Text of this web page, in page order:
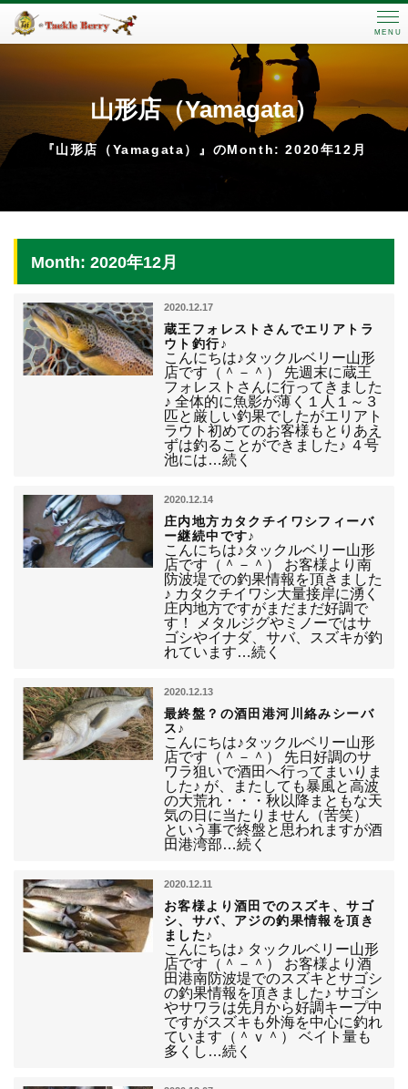
MENU
山形店（Yamagata）
『山形店（Yamagata）』のMonth: 2020年12月
Month: 2020年12月
2020.12.17
蔵王フォレストさんでエリアトラ
ウト釣行♪
こんにちは♪タックルベリー山形
店です（＾－＾） 先週末に蔵王
フォレストさんに行ってきました
♪ 全体的に魚影が薄く１人１～３
匹と厳しい釣果でしたがエリアト
ラウト初めてのお客様もとりあえ
ずは釣ることができました♪ ４号
池には…続く
2020.12.14
庄内地方カタクチイワシフィーバ
ー継続中です♪
こんにちは♪タックルベリー山形
店です（＾－＾） お客様より南
防波堤での釣果情報を頂きました
♪ カタクチイワシ大量接岸に湧く
庄内地方ですがまだまだ好調で
す！ メタルジグやミノーではサ
ゴシやイナダ、サバ、スズキが釣
れています…続く
2020.12.13
最終盤？の酒田港河川絡みシーバ
ス♪
こんにちは♪タックルベリー山形
店です（＾－＾） 先日好調のサ
ワラ狙いで酒田へ行ってまいりま
した♪ が、またしても暴風と高波
の大荒れ・・・秋以降まともな天
気の日に当たりません（苦笑）
という事で終盤と思われますが酒
田港湾部…続く
2020.12.11
お客様より酒田でのスズキ、サゴ
シ、サバ、アジの釣果情報を頂き
ました♪
こんにちは♪ タックルベリー山形
店です（＾－＾） お客様より酒
田港南防波堤でのスズキとサゴシ
の釣果情報を頂きました♪ サゴシ
やサワラは先月から好調キープ中
ですがスズキも外海を中心に釣れ
ています（＾ｖ＾） ベイト量も
多くし…続く